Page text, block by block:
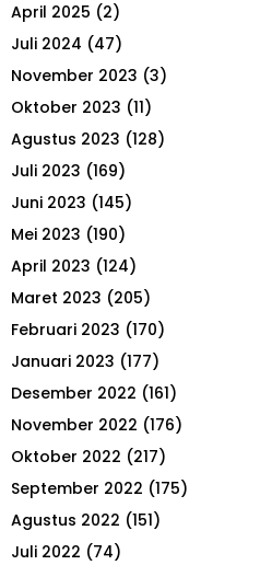
April 2025 (2)
Juli 2024 (47)
November 2023 (3)
Oktober 2023 (11)
Agustus 2023 (128)
Juli 2023 (169)
Juni 2023 (145)
Mei 2023 (190)
April 2023 (124)
Maret 2023 (205)
Februari 2023 (170)
Januari 2023 (177)
Desember 2022 (161)
November 2022 (176)
Oktober 2022 (217)
September 2022 (175)
Agustus 2022 (151)
Juli 2022 (74)